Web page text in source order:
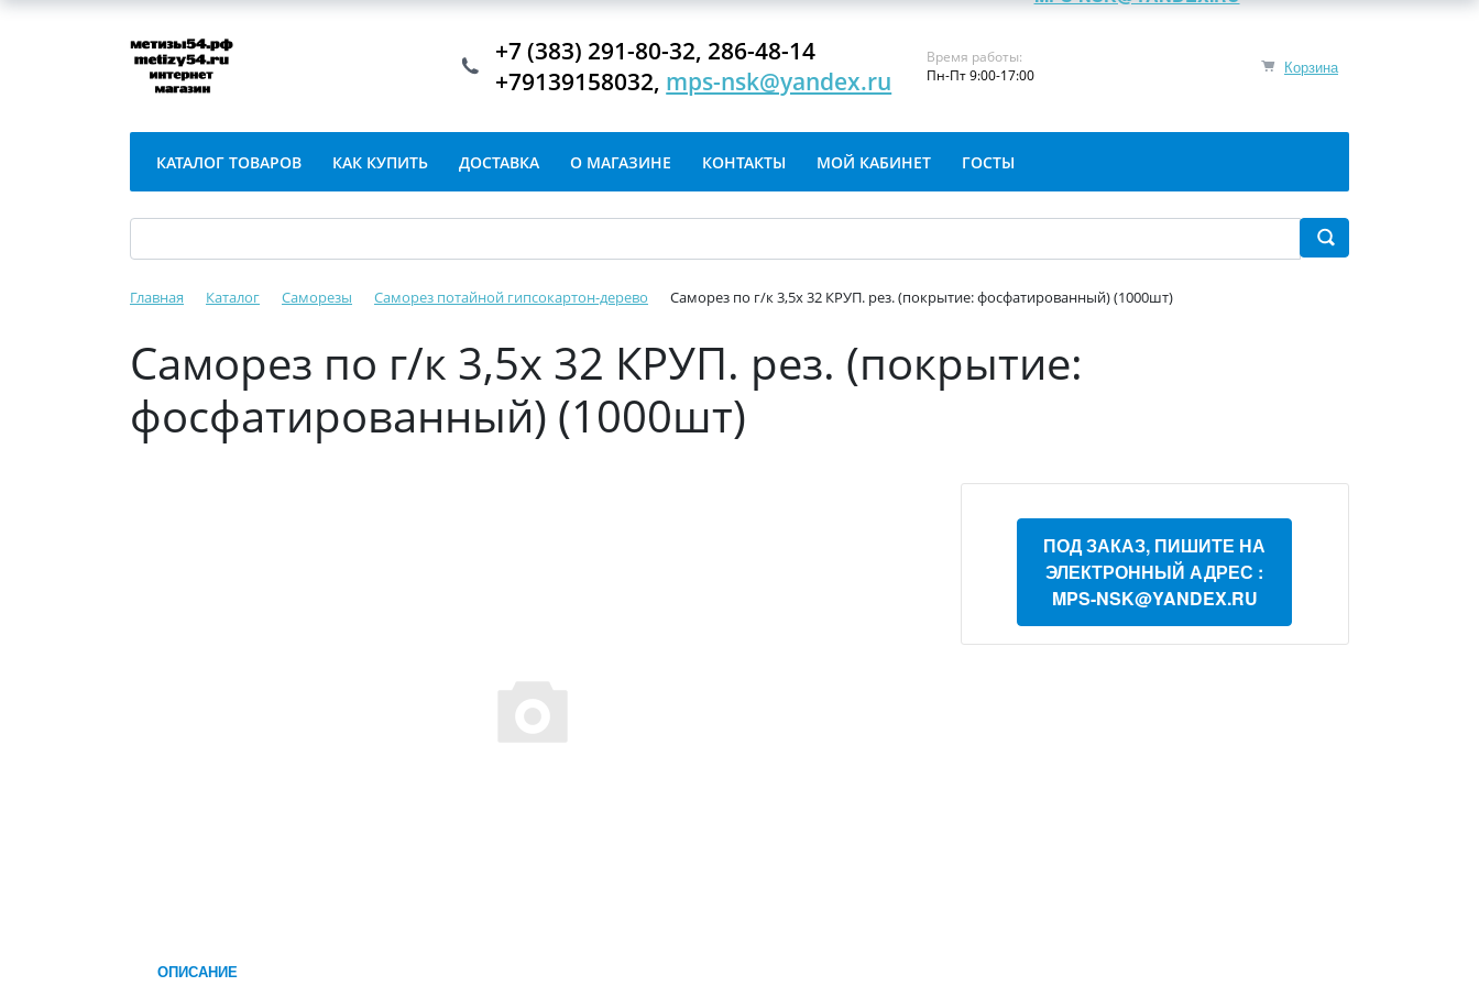
Корзина
+7 (383) 291-80-32, 286-48-14
+79139158032, mps-nsk@yandex.ru
Время работы:
Пн-Пт 9:00-17:00
КАТАЛОГ ТОВАРОВ КАК КУПИТЬ ДОСТАВКА О МАГАЗИНЕ КОНТАКТЫ МОЙ КАБИНЕТ ГОСТЫ
Главная Каталог Саморезы Саморез потайной гипсокартон-дерево Саморез по г/к 3,5х 32 КРУП. рез. (покрытие: фосфатированный) (1000шт)
Саморез по г/к 3,5х 32 КРУП. рез. (покрытие:
фосфатированный) (1000шт)
ПОД ЗАКАЗ, ПИШИТЕ НА
ЭЛЕКТРОННЫЙ АДРЕС :
MPS-NSK@YANDEX.RU
ОПИСАНИЕ